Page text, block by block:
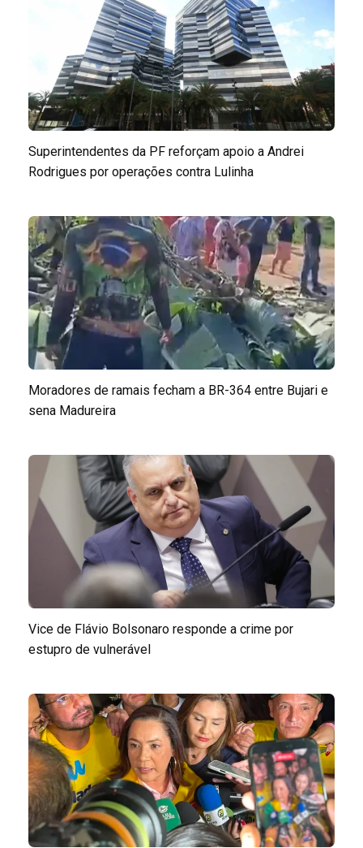
Superintendentes da PF reforçam apoio a Andrei
Rodrigues por operações contra Lulinha
Moradores de ramais fecham a BR-364 entre Bujari e
sena Madureira
Vice de Flávio Bolsonaro responde a crime por
estupro de vulnerável